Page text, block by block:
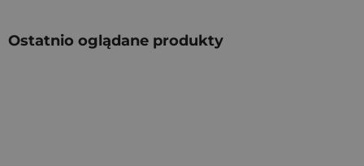
Ostatnio oglądane produkty